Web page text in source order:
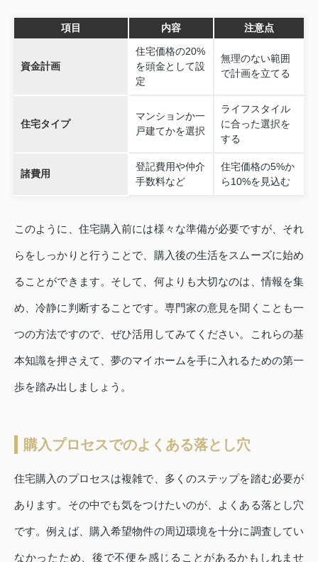
項目 内容 注意点
資金計画
住宅価格の20%
を頭金として設
定
無理のない範囲
で計画を立てる
住宅タイプ
マンションか一
戸建てかを選択
ライフスタイル
に合った選択を
する
諸費用
登記費用や仲介
手数料など
住宅価格の5%か
ら10%を見込む
このように、住宅購入前には様々な準備が必要ですが、それ
らをしっかりと行うことで、購入後の生活をスムーズに始め
ることができます。そして、何よりも大切なのは、情報を集
め、冷静に判断することです。専門家の意見を聞くことも一
つの方法ですので、ぜひ活用してみてください。これらの基
本知識を押さえて、夢のマイホームを手に入れるための第一
歩を踏み出しましょう。
購入プロセスでのよくある落とし穴
住宅購入のプロセスは複雑で、多くのステップを踏む必要が
あります。その中でも気をつけたいのが、よくある落とし穴
です。例えば、購入希望物件の周辺環境を十分に調査してい
なかったため、後で不便を感じることがあるかもしれませ